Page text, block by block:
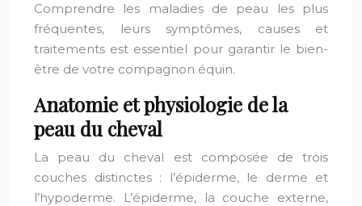
Comprendre les maladies de peau les plus
fréquentes, leurs symptômes, causes et
traitements est essentiel pour garantir le bien-
être de votre compagnon équin.
Anatomie et physiologie de la
peau du cheval
La peau du cheval est composée de trois
couches distinctes : l’épiderme, le derme et
l’hypoderme. L’épiderme, la couche externe,